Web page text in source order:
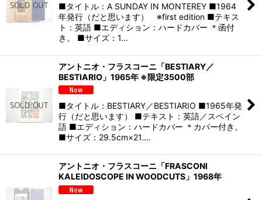
■タイトル：A SUNDAY IN MONTEREY ■1964
年発行（だと思います） ※first edition ■テキス
ト：英語 ■エディション：ハードカバー ＊函付
き。 ■サイズ：1…
アントニオ・フラスコーニ「BESTIARY／
BESTIARIO」1965年 ※限定3500部
■タイトル：BESTIARY／BESTIARIO ■1965年発
行（だと思います） ■テキスト：英語／スペイン
語 ■エディション：ハードカバー ＊カバー付き。
■サイズ：29.5cm×21.…
アントニオ・フラスコーニ「FRASCONI
KALEIDOSCOPE IN WOODCUTS」1968年